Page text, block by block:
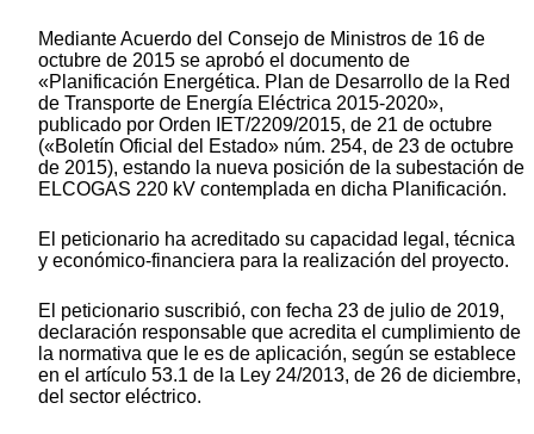
Mediante Acuerdo del Consejo de Ministros de 16 de
octubre de 2015 se aprobó el documento de
«Planificación Energética. Plan de Desarrollo de la Red
de Transporte de Energía Eléctrica 2015-2020»,
publicado por Orden IET/2209/2015, de 21 de octubre
(«Boletín Oficial del Estado» núm. 254, de 23 de octubre
de 2015), estando la nueva posición de la subestación de
ELCOGAS 220 kV contemplada en dicha Planificación.
El peticionario ha acreditado su capacidad legal, técnica
y económico-financiera para la realización del proyecto.
El peticionario suscribió, con fecha 23 de julio de 2019,
declaración responsable que acredita el cumplimiento de
la normativa que le es de aplicación, según se establece
en el artículo 53.1 de la Ley 24/2013, de 26 de diciembre,
del sector eléctrico.